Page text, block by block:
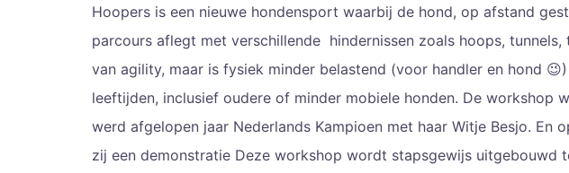
Hoopers is een nieuwe hondensport waarbij de hond, op afstand
parcours aflegt met verschillende hindernissen zoals hoops,
van agility, maar is fysiek minder belastend (voor handler en hond
leeftijden, inclusief oudere of minder mobiele honden. De workshop
werd afgelopen jaar Nederlands Kampioen met haar Witje Besjo.
zij een demonstratie Deze workshop wordt stapsgewijs uitgebouwd